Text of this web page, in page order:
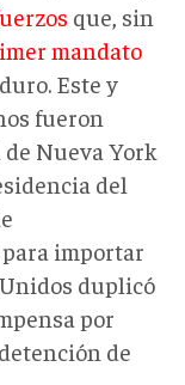
que, sin
mandato
Este y
fueron
Nueva York
del
importar
duplicó
por
de